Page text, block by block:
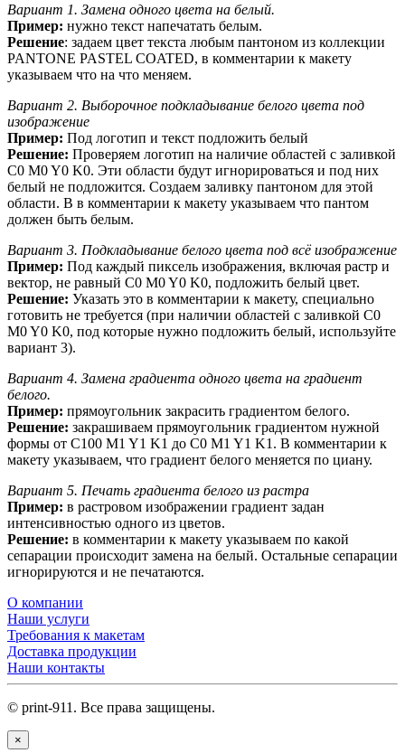
Вариант 1. Замена одного цвета на белый.
Пример: нужно текст напечатать белым.
Решение: задаем цвет текста любым пантоном из коллекции
PANTONE PASTEL COATED, в комментарии к макету
указываем что на что меняем.
Вариант 2. Выборочное подкладывание белого цвета под
изображение
Пример: Под логотип и текст подложить белый
Решение: Проверяем логотип на наличие областей с заливкой
C0 M0 Y0 K0. Эти области будут игнорироваться и под них
белый не подложится. Создаем заливку пантоном для этой
области. В в комментарии к макету указываем что пантом
должен быть белым.
Вариант 3. Подкладывание белого цвета под всё изображение
Пример: Под каждый пиксель изображения, включая растр и
вектор, не равный C0 M0 Y0 K0, подложить белый цвет.
Решение: Указать это в комментарии к макету, специально
готовить не требуется (при наличии областей с заливкой C0
M0 Y0 K0, под которые нужно подложить белый, используйте
вариант 3).
Вариант 4. Замена градиента одного цвета на градиент
белого.
Пример: прямоугольник закрасить градиентом белого.
Решение: закрашиваем прямоугольник градиентом нужной
формы от C100 M1 Y1 K1 до C0 M1 Y1 K1. В комментарии к
макету указываем, что градиент белого меняется по циану.
Вариант 5. Печать градиента белого из растра
Пример: в растровом изображении градиент задан
интенсивностью одного из цветов.
Решение: в комментарии к макету указываем по какой
сепарации происходит замена на белый. Остальные сепарации
игнорируются и не печатаются.
О компании
Наши услуги
Требования к макетам
Доставка продукции
Наши контакты
© print-911. Все права защищены.
×